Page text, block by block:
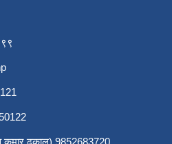
ढकाल) 9852683720